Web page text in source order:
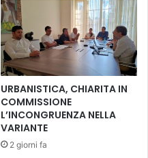
URBANISTICA, CHIARITA IN
COMMISSIONE
L’INCONGRUENZA NELLA
VARIANTE
2 giorni fa